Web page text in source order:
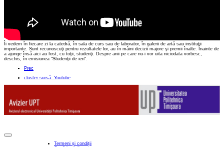
Îi vedem în fiecare zi la catedră, în sala de curs sau de laborator, în galerii de artă sau instituţii
importante. Sunt recunoscuţi pentru rezultatele lor, au în mâini decizii majore şi premii înalte. Înainte de
a ajunge însă aici au fost, cu toţii, studenţi. Despre anii pe care nu-i vor uita niciodata vorbesc,
deschis, în emisiunea "Studenţii de ieri".
Prec
cluster sursă: Youtube
Termeni și condiții